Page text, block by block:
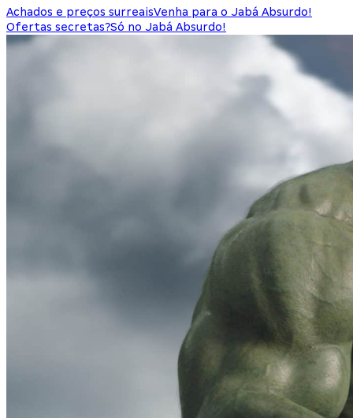
Achados e preços surreaisVenha para o Jabá Absurdo!
Ofertas secretas?Só no Jabá Absurdo!